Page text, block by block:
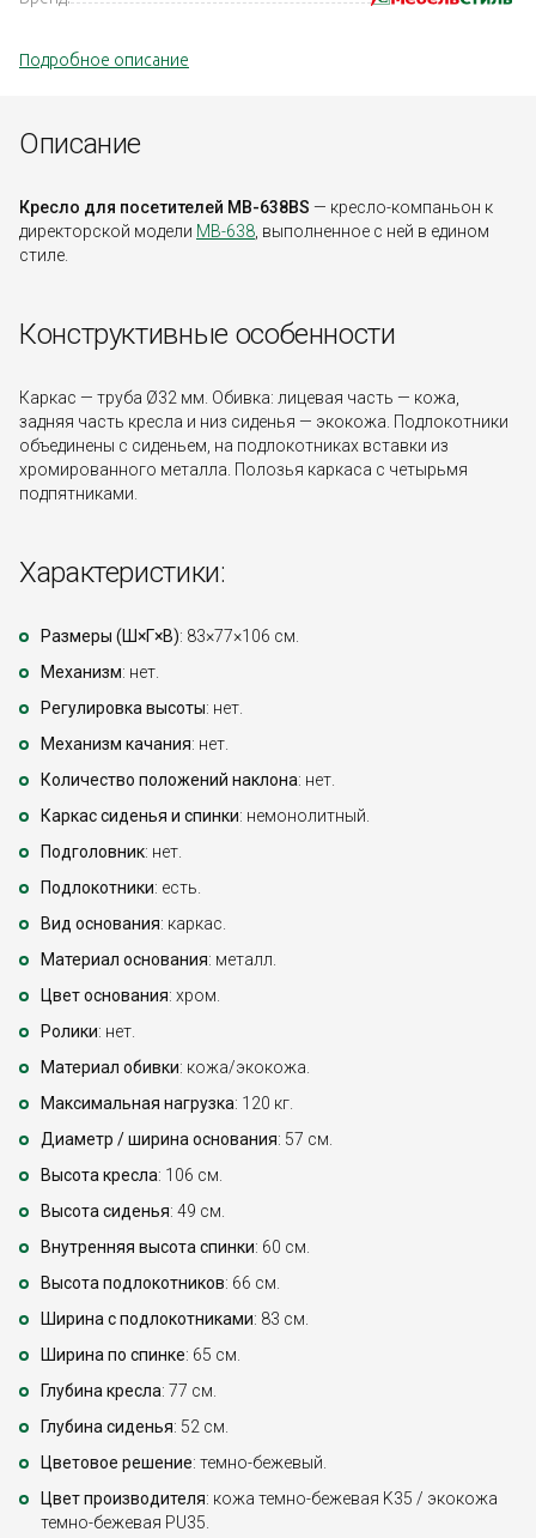
Подробное описание
Описание
Кресло для посетителей MB-638BS — кресло-компаньон к
директорской модели MB-638 , выполненное с ней в едином
стиле.
Конструктивные особенности
Каркас — труба Ø32 мм. Обивка: лицевая часть — кожа,
задняя часть кресла и низ сиденья — экокожа. Подлокотники
объединены с сиденьем, на подлокотниках вставки из
хромированного металла. Полозья каркаса с четырьмя
подпятниками.
Характеристики:
Размеры (Ш×Г×В): 83×77×106 см.
Механизм: нет.
Регулировка высоты: нет.
Механизм качания: нет.
Количество положений наклона: нет.
Каркас сиденья и спинки: немонолитный.
Подголовник: нет.
Подлокотники: есть.
Вид основания: каркас.
Материал основания: металл.
Цвет основания: хром.
Ролики: нет.
Материал обивки: кожа/экокожа.
Максимальная нагрузка: 120 кг.
Диаметр / ширина основания: 57 см.
Высота кресла: 106 см.
Высота сиденья: 49 см.
Внутренняя высота спинки: 60 см.
Высота подлокотников: 66 см.
Ширина с подлокотниками: 83 см.
Ширина по спинке: 65 см.
Глубина кресла: 77 см.
Глубина сиденья: 52 см.
Цветовое решение: темно-бежевый.
Цвет производителя: кожа темно-бежевая K35 / экокожа
темно-бежевая PU35.